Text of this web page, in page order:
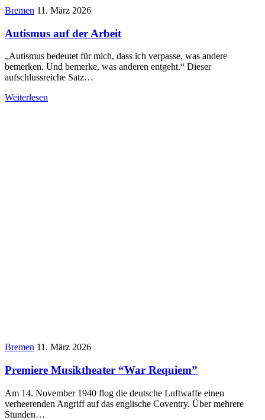
Bremen 11. März 2026
Autismus auf der Arbeit
„Autismus bedeutet für mich, dass ich verpasse, was andere
bemerken. Und bemerke, was anderen entgeht.“ Dieser
aufschlussreiche Satz…
Weiterlesen
Bremen 11. März 2026
Premiere Musiktheater “War Requiem”
Am 14. November 1940 flog die deutsche Luftwaffe einen
verheerenden Angriff auf das englische Coventry. Über mehrere
Stunden…